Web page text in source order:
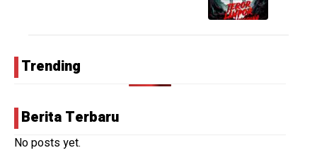
Trending
Berita Terbaru
No posts yet.